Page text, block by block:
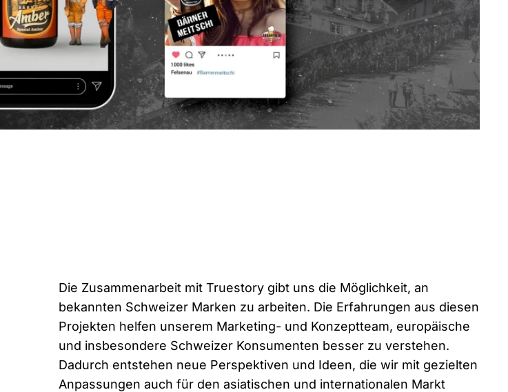
Die Zusammenarbeit mit Truestory gibt uns die Möglichkeit, an
bekannten Schweizer Marken zu arbeiten. Die Erfahrungen aus diesen
Projekten helfen unserem Marketing- und Konzeptteam, europäische
und insbesondere Schweizer Konsumenten besser zu verstehen.
Dadurch entstehen neue Perspektiven und Ideen, die wir mit gezielten
Anpassungen auch für den asiatischen und internationalen Markt